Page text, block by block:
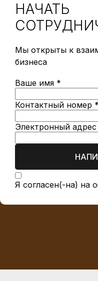
НАЧАТЬ
Мы открыты к
бизнеса
Ваше имя *
Контактный номер *
Электронный
Я согласен(-на) на